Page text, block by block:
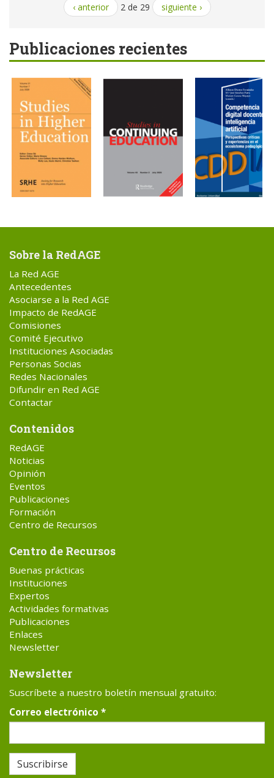
‹ anterior 2 de 29 siguiente ›
Publicaciones recientes
Sobre la RedAGE
La Red AGE
Antecedentes
Asociarse a la Red AGE
Impacto de RedAGE
Comisiones
Comité Ejecutivo
Instituciones Asociadas
Personas Socias
Redes Nacionales
Difundir en Red AGE
Contactar
Contenidos
RedAGE
Noticias
Opinión
Eventos
Publicaciones
Formación
Centro de Recursos
Centro de Recursos
Buenas prácticas
Instituciones
Expertos
Actividades formativas
Publicaciones
Enlaces
Newsletter
Newsletter
Suscríbete a nuestro boletín mensual gratuito:
Correo electrónico *
Suscribirse